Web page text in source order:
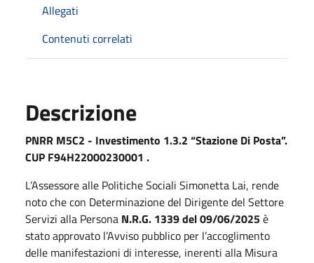
Allegati
Contenuti correlati
Descrizione
PNRR M5C2 - Investimento 1.3.2 “Stazione Di Posta”.
CUP F94H22000230001 .
L’Assessore alle Politiche Sociali Simonetta Lai, rende
noto che con Determinazione del Dirigente del Settore
Servizi alla Persona N.R.G. 1339 del 09/06/2025è
stato approvato l’Avviso pubblico per l’accoglimento
delle manifestazioni di interesse, inerenti alla Misura